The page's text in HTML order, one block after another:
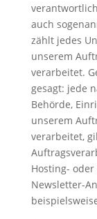
auch
zählt jedes
unserem
verarbeitet.
gesagt: jede
Behörde,
unserem
verarbeitet,
Hosting-
Newsletter-